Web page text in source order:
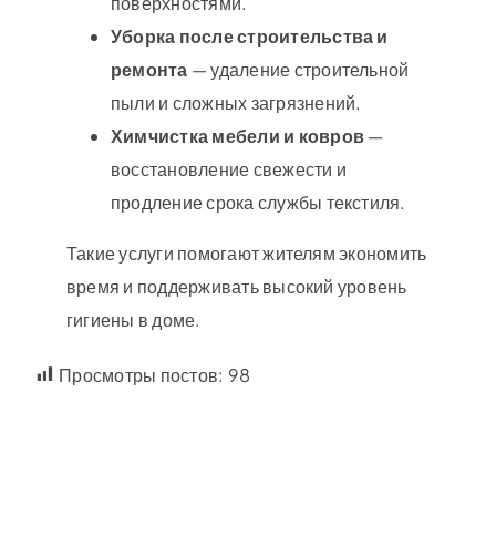
Уборка после строительства и
ремонта — удаление строительной
пыли и сложных загрязнений.
Химчистка мебели и ковров—
восстановление свежести и
продление срока службы текстиля.
Такие услуги помогают жителям экономить
время и поддерживать высокий уровень
гигиены в доме.
Просмотры постов: 98